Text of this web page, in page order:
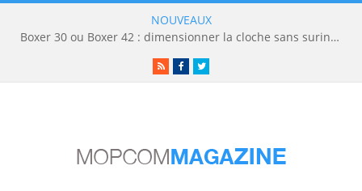
NOUVEAUX
Boxer 30 ou Boxer 42 : dimensionner la cloche sans surinvestir
RSSFacebookTwitter